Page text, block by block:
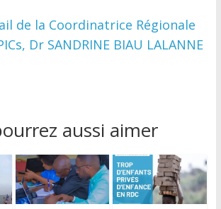
de la Coordinatrice Régionale
Dr SANDRINE BIAU LALANNE
aussi aimer